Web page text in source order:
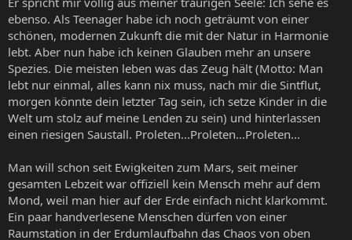
ebenso. Als Teenager habe ich noch geträumt von einer
schönen, modernen Zukunft die mit der Natur in Harmonie
lebt. Aber nun habe ich keinen Glauben mehr an unsere
Spezies. Die meisten leben was das Zeug hält (Motto: Man
lebt nur einmal, alles kann nix muss, nach mir die Sintflut,
morgen könnte dein letzter Tag sein, ich setze Kinder in die
Welt um stolz auf meine Lenden zu sein) und hinterlassen
einen riesigen Saustall. Proleten...Proleten...Proleten...
Man will schon seit Ewigkeiten zum Mars, seit meiner
gesamten Lebzeit war offiziell kein Mensch mehr auf dem
Mond, weil man hier auf der Erde einfach nicht klarkommt.
Ein paar handverlesene Menschen dürfen von einer
Raumstation in der Erdumlaufbahn das Chaos von oben